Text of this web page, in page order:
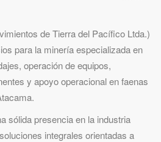
de Tierra del Pacífico Ltda.)
para la minería especializada en
operación de equipos,
y apoyo operacional en faenas
sólida presencia en la industria
integrales orientadas a